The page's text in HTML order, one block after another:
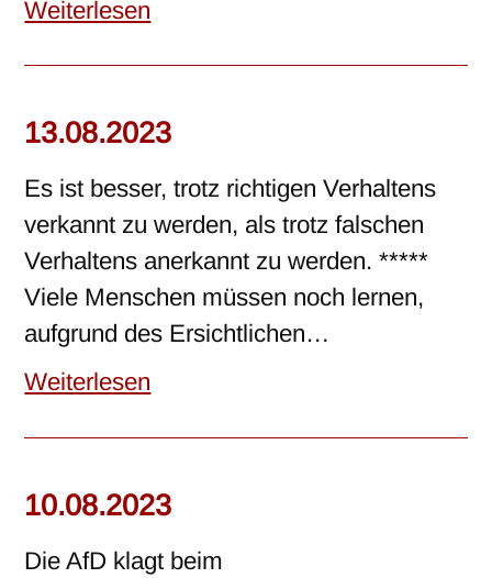
Weiterlesen
13.08.2023
Es ist besser, trotz richtigen Verhaltens
verkannt zu werden, als trotz falschen
Verhaltens anerkannt zu werden. *****
Viele Menschen müssen noch lernen,
aufgrund des Ersichtlichen…
Weiterlesen
10.08.2023
Die AfD klagt beim